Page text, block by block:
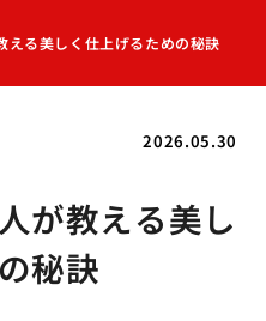
える美しく仕上げるための秘訣
2026.05.30
が教える美し
秘訣